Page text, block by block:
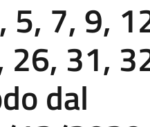
7, 9,
31,
dal